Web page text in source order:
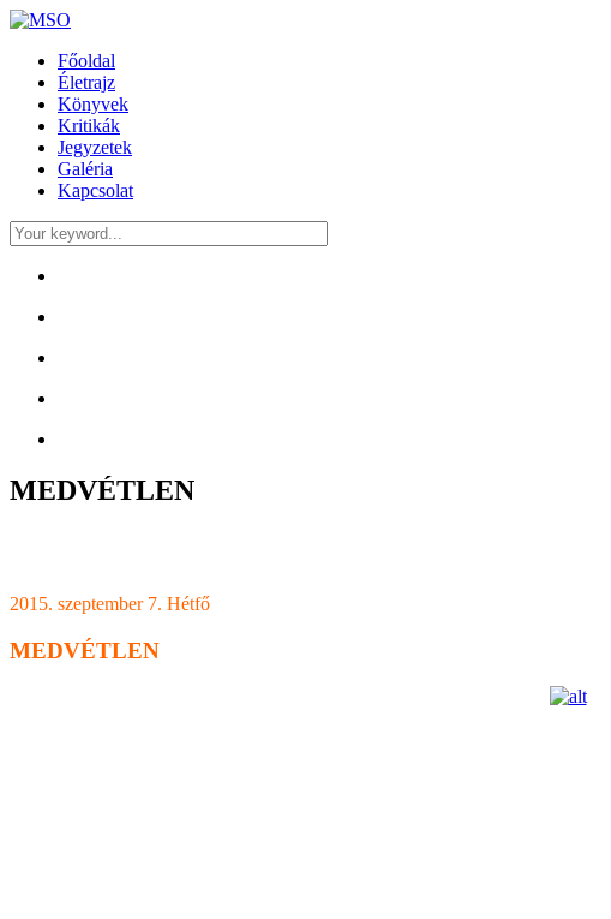
Főoldal
Életrajz
Könyvek
Kritikák
Jegyzetek
Galéria
Kapcsolat
MEDVÉTLEN
2015. szeptember 7. Hétfő
MEDVÉTLEN